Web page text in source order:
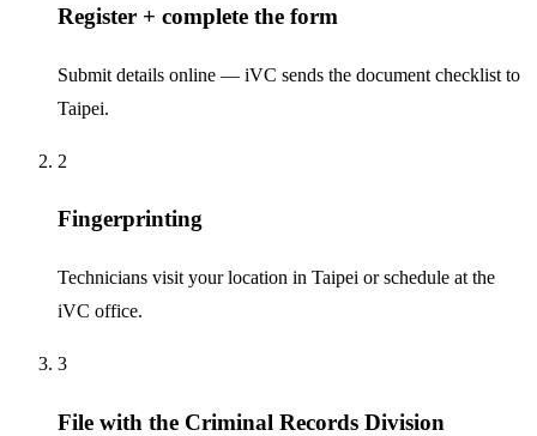
Register + complete the form
Submit details online — iVC sends the document checklist to
Taipei.
2
Fingerprinting
Technicians visit your location in Taipei or schedule at the
iVC office.
3
File with the Criminal Records Division